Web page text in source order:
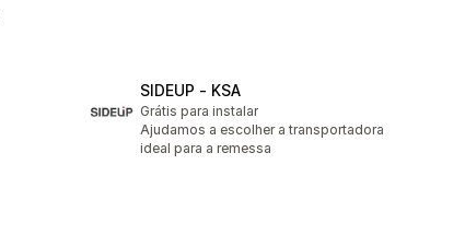
SIDEUP ‑ KSA
Grátis para instalar
Ajudamos a escolher a transportadora
ideal para a remessa